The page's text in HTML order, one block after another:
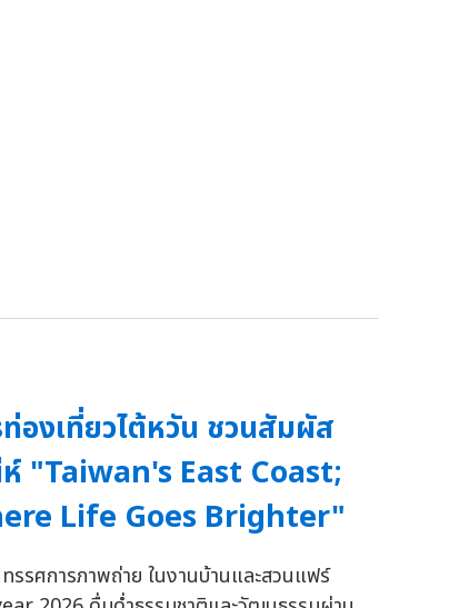
องเที่ยวไต้หวัน ชวนสัมผัส
ห์ "Taiwan's East Coast;
Life Goes Brighter"
รรศการภาพถ่าย ในงานบ้านและสวนแฟร์